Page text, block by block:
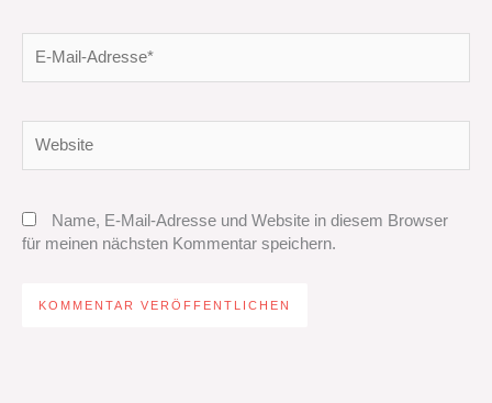
Mail-
Name, E-Mail-Adresse und Website in diesem Browser
für meinen nächsten Kommentar speichern.